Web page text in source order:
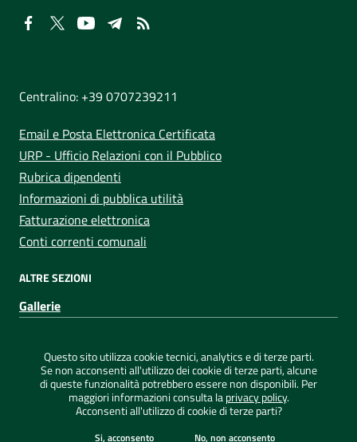
Centralino: +39 0707239211
Email e Posta Elettronica Certificata
URP - Ufficio Relazioni con il Pubblico
Rubrica dipendenti
Informazioni di pubblica utilità
Fatturazione elettronica
Conti correnti comunali
ALTRE SEZIONI
Gallerie
Sezione Link Utili
Credits | Mappa del sito | ConsulMedia
2026 Comune di Capoterra - Tutti i diritti riservati
Questo sito utilizza cookie tecnici, analytics e di terze parti.
Se non acconsenti all'utilizzo dei cookie di terze parti, alcune
di queste funzionalità potrebbero essere non disponibili. Per
maggiori informazioni consulta laprivacy policy.
Acconsenti all'utilizzo di cookie di terze parti?
Si, acconsento No, non acconsento